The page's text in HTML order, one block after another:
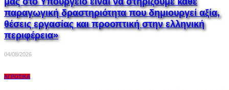
παραγωγική δραστηριότητα που δημιουργεί αξία,
θέσεις εργασίας και προοπτική στην ελληνική
περιφέρεια»
04/08/2026
ΑΓΡΟΤΙΚΆ